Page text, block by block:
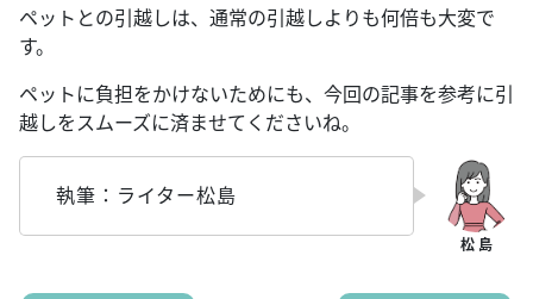
ペットとの引越しは、通常の引越しよりも何倍も大変で
す。
ペットに負担をかけないためにも、今回の記事を参考に引
越しをスムーズに済ませてくださいね。
執筆：ライター松島